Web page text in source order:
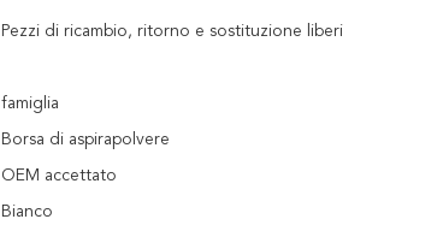
Pezzi di ricambio, ritorno e sostituzione liberi
famiglia
Borsa di aspirapolvere
OEM accettato
Bianco